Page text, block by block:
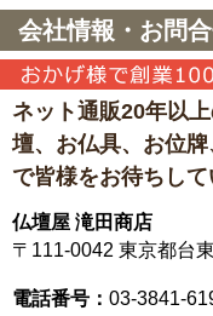
会社情報・お問
ネット通販20年以
壇、お仏具、お位
で皆様をお待ちして
仏壇屋 滝田商店
〒111-0042 東京都台
電話番号： 03-3841-